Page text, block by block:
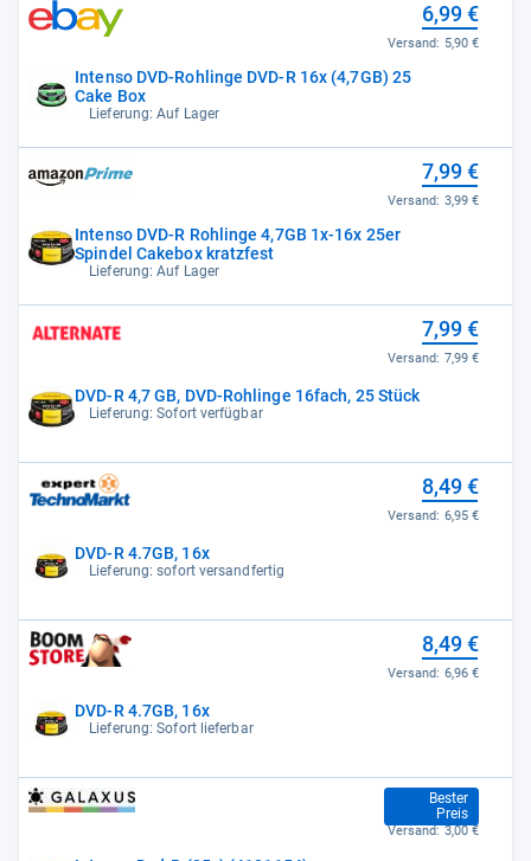
Intenso DVD-Rohlinge DVD-R 16x (4,7GB) 25
Cake Box
Lieferung: Auf Lager
6,99 €
Versand: 5,90 €
Intenso DVD-R Rohlinge 4,7GB 1x-16x 25er
Spindel Cakebox kratzfest
Lieferung: Auf Lager
7,99 €
Versand: 3,99 €
DVD-R 4,7 GB, DVD-Rohlinge 16fach, 25 Stück
Lieferung: Sofort verfügbar
7,99 €
Versand: 7,99 €
DVD-R 4.7GB, 16x
Lieferung: sofort versandfertig
8,49 €
Versand: 6,95 €
DVD-R 4.7GB, 16x
Lieferung: Sofort lieferbar
8,49 €
Versand: 6,96 €
Bester
Preis
8,75 €
Versand: 3,00 €